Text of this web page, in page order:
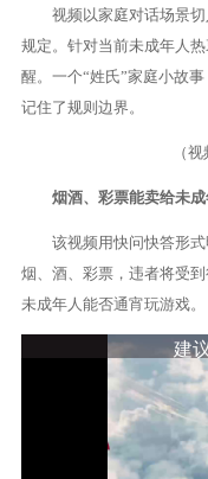
视频以家庭对话场景
规定。针对当前未成年人
醒。一个“姓氏”家庭小故
记住了规则边界。
（
烟酒、彩票能卖给未
该视频用快问快答形
烟、酒、彩票，违者将受
未成年人能否通宵玩游戏。